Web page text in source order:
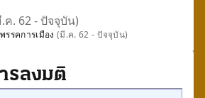
ค. 62 - ปัจจุบัน)
รรคการเมือง(มี.ค. 62 - ปัจจุบัน)
รลงมติ